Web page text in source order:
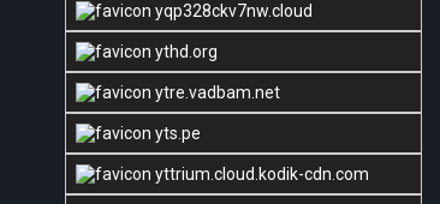
yqp328ckv7nw.cloud
ythd.org
ytre.vadbam.net
yts.pe
yttrium.cloud.kodik-cdn.com